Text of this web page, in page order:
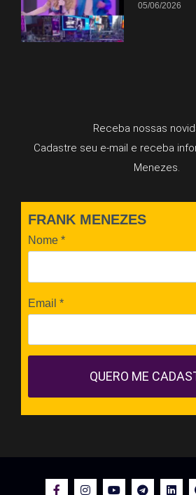
05/06/2026
Receba nossas
Cadastre seu e-mail e receba
Menezes.
FRANK MENEZES
Nome *
Email *
QUERO ME